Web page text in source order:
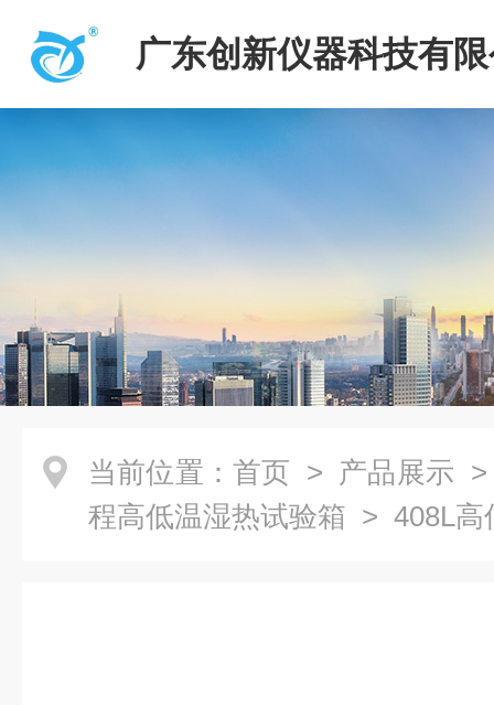
广东创新仪器科技有
当前位置： 首页 > 产品展示
程高低温湿热试验箱 > 408L高